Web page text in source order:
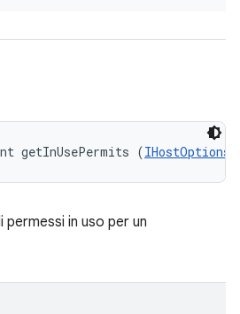
getInUsePermits (
in uso per un